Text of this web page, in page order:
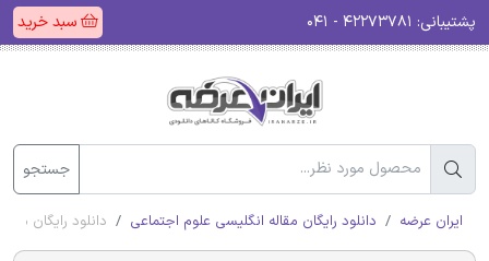
پشتیبانی: سبد خرید
جستجو
ایران عرضه دانلود رایگان مقاله انگلیسی علوم اجتماعی دانلود رایگان